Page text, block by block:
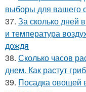
выборы для вашего
37. За сколько дней
и температура
дождя
38. Сколько часов
днем. Как растут
39. Посадка овощей